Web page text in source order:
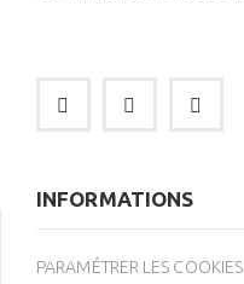
INFORMATIONS
PARAMÉTRER LES COOKIES